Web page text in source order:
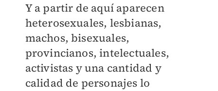
Y a partir de aquí aparecen
heterosexuales, lesbianas,
machos, bisexuales,
provincianos, intelectuales,
activistas y una cantidad y
calidad de personajes lo